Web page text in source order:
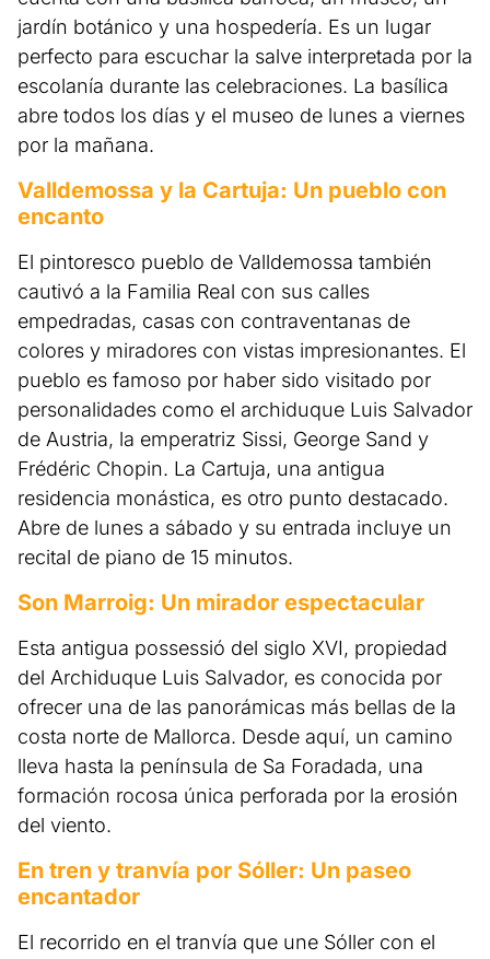
jardín botánico y una hospedería. Es un lugar
perfecto para escuchar la salve interpretada por la
escolanía durante las celebraciones. La basílica
abre todos los días y el museo de lunes a viernes
por la mañana.
Valldemossa y la Cartuja: Un pueblo con
encanto
El pintoresco pueblo de Valldemossa también
cautivó a la Familia Real con sus calles
empedradas, casas con contraventanas de
colores y miradores con vistas impresionantes. El
pueblo es famoso por haber sido visitado por
personalidades como el archiduque Luis Salvador
de Austria, la emperatriz Sissi, George Sand y
Frédéric Chopin. La Cartuja, una antigua
residencia monástica, es otro punto destacado.
Abre de lunes a sábado y su entrada incluye un
recital de piano de 15 minutos.
Son Marroig: Un mirador espectacular
Esta antigua possessió del siglo XVI, propiedad
del Archiduque Luis Salvador, es conocida por
ofrecer una de las panorámicas más bellas de la
costa norte de Mallorca. Desde aquí, un camino
lleva hasta la península de Sa Foradada, una
formación rocosa única perforada por la erosión
del viento.
En tren y tranvía por Sóller: Un paseo
encantador
El recorrido en el tranvía que une Sóller con el